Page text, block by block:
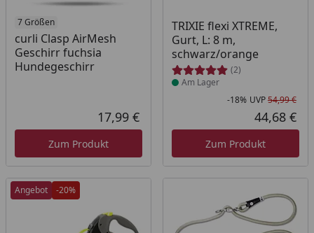
7 Größen
curli Clasp AirMesh
Geschirr fuchsia
Hundegeschirr
Aktueller Preis
17,99 €
Zum Produkt
TRIXIE flexi XTREME,
Gurt, L: 8 m,
schwarz/orange
(2)
Produkt am Lager
Am Lager
-18% UVP54,99 €
44,68 €
Zum Produkt
Angebot -20%